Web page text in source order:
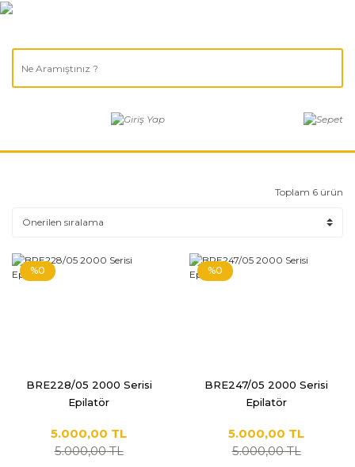
Toplam 6 ürün
%0
BRE228/05 2000 Serisi
Epilatör
5.000,00 TL
5.000,00 TL
%0
BRE247/05 2000 Serisi
Epilatör
5.000,00 TL
5.000,00 TL